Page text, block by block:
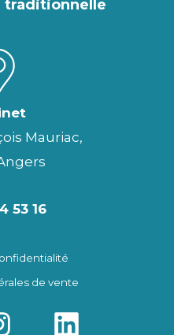
traditionnelle
Mauriac,
53 16
de vente